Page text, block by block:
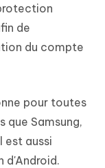
de
du compte
pour toutes
que Samsung,
est aussi
d'Android.